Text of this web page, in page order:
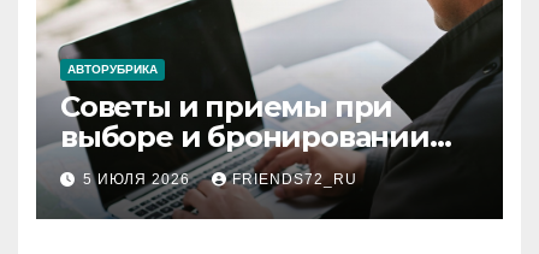
АВТОРУБРИКА
Советы и приемы при
выборе и бронировании
авиабилетов
5 ИЮЛЯ 2026 FRIENDS72_RU